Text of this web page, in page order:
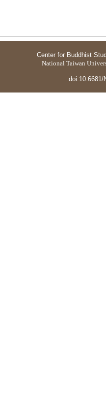
Center for Buddhist
National Taiwan
doi:10.6681/